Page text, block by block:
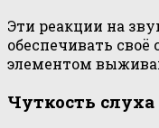
Эти реакции на
обеспечивать
элементом
Чуткость